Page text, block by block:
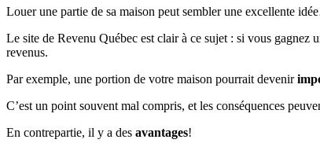
Louer une partie de sa maison peut sembler une excellente
Le site de Revenu Québec est clair à ce sujet : si vous
revenus.
Par exemple, une portion de votre maison pourrait devenir
C’est un point souvent mal compris, et les conséquences
En contrepartie, il y a des avantages!